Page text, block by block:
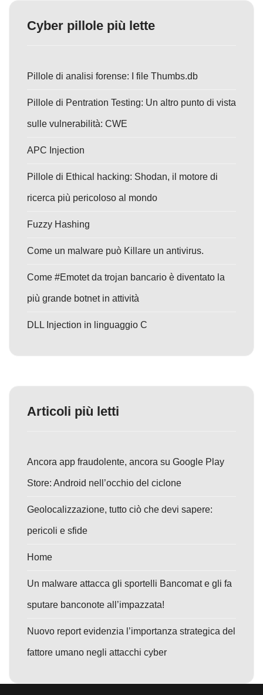
Cyber pillole più lette
Pillole di analisi forense: I file Thumbs.db
Pillole di Pentration Testing: Un altro punto di vista
sulle vulnerabilità: CWE
APC Injection
Pillole di Ethical hacking: Shodan, il motore di
ricerca più pericoloso al mondo
Fuzzy Hashing
Come un malware può Killare un antivirus.
Come #Emotet da trojan bancario è diventato la
più grande botnet in attività
DLL Injection in linguaggio C
Articoli più letti
Ancora app fraudolente, ancora su Google Play
Store: Android nell’occhio del ciclone
Geolocalizzazione, tutto ciò che devi sapere:
pericoli e sfide
Home
Un malware attacca gli sportelli Bancomat e gli fa
sputare banconote all’impazzata!
Nuovo report evidenzia l’importanza strategica del
fattore umano negli attacchi cyber